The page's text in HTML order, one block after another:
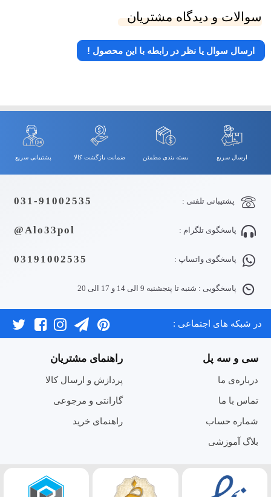
سوالات و دیدگاه مشتریان
ارسال سوال یا نظر در رابطه با این محصول !
ارسال سریع بسته بندی مطمئن ضمانت بازگشت کالا پشتیبانی سریع
پشتیبانی تلفنی : 031-91002535
پاسخگوی تلگرام : Alo33pol@
پاسخگوی واتساپ : 03191002535
پاسخگویی : شنبه تا پنجشنبه 9 الی 14 و 17 الی 20
در شبکه های اجتماعی :
سی و سه پل
درباره‌ی ما
تماس با ما
شماره حساب
بلاگ آموزشی
راهنمای مشتریان
پردازش و ارسال کالا
گارانتی و مرجوعی
راهنمای خرید